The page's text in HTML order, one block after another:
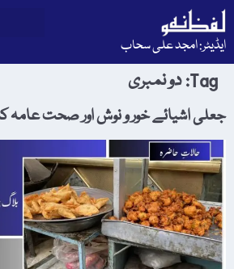
ایڈیٹر: امجد علی سحاب
Tag: دو نمبری
جعلی اشیائے خور و نوش اور صحت عامہ